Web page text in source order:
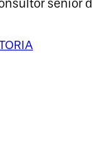
senior